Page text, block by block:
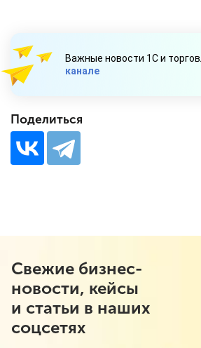
Важные новости 1С и
канале
Поделиться
Свежие бизнес-
новости, кейсы
и статьи в наших
соцсетях